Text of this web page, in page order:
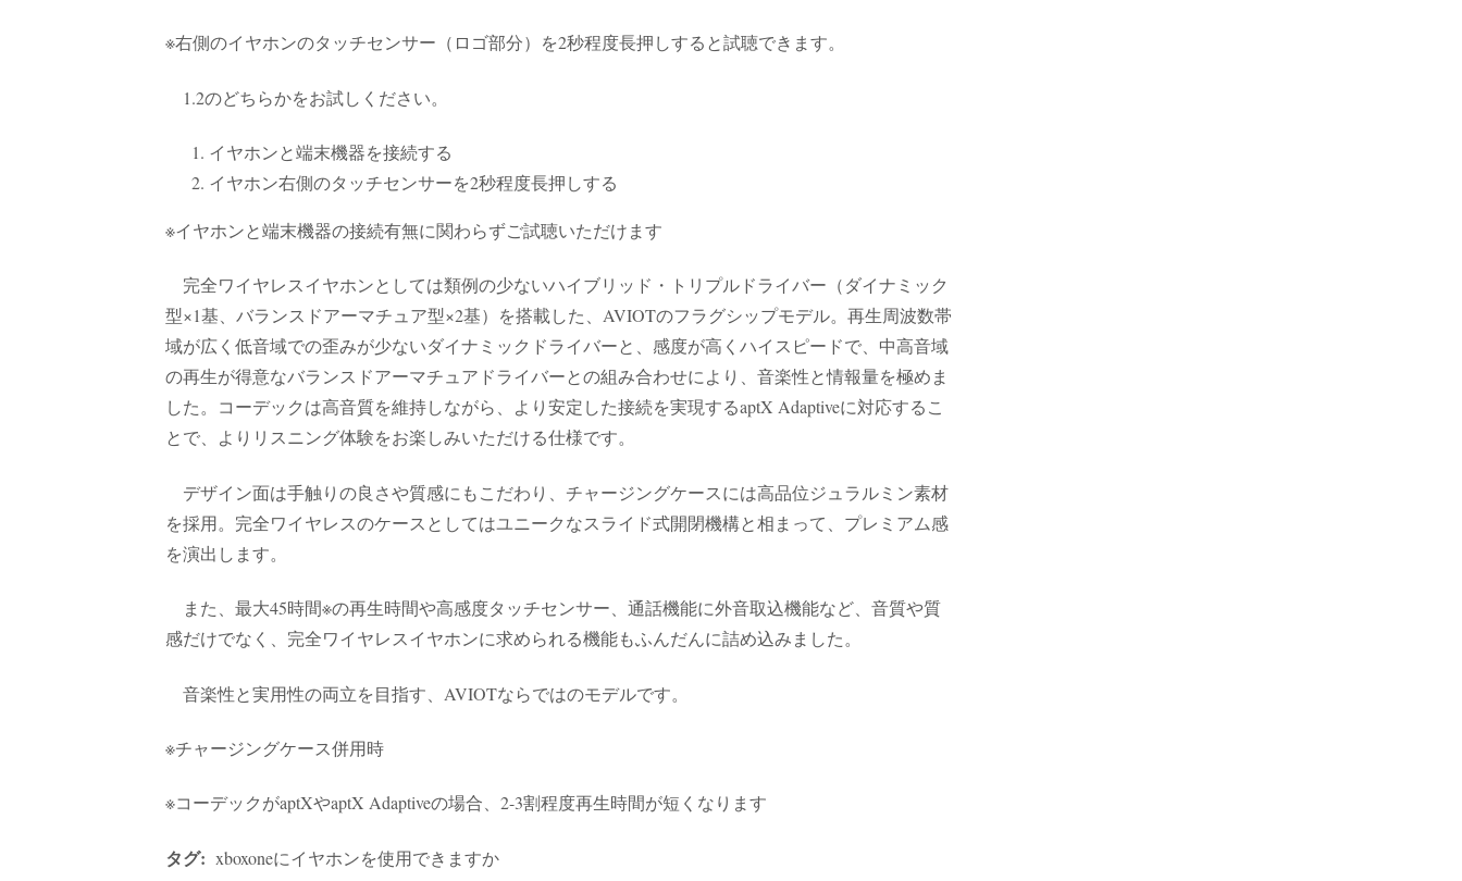
※右側のイヤホンのタッチセンサー（ロゴ部分）を2秒程度長押しすると試聴できます。
1.2のどちらかをお試しください。
イヤホンと端末機器を接続する
イヤホン右側のタッチセンサーを2秒程度長押しする
※イヤホンと端末機器の接続有無に関わらずご試聴いただけます
完全ワイヤレスイヤホンとしては類例の少ないハイブリッド・トリプルドライバー（ダイナミック
型×1基、バランスドアーマチュア型×2基）を搭載した、AVIOTのフラグシップモデル。再生周波数帯
域が広く低音域での歪みが少ないダイナミックドライバーと、感度が高くハイスピードで、中高音域
の再生が得意なバランスドアーマチュアドライバーとの組み合わせにより、音楽性と情報量を極めま
した。コーデックは高音質を維持しながら、より安定した接続を実現するaptX Adaptiveに対応するこ
とで、よりリスニング体験をお楽しみいただける仕様です。
デザイン面は手触りの良さや質感にもこだわり、チャージングケースには高品位ジュラルミン素材
を採用。完全ワイヤレスのケースとしてはユニークなスライド式開閉機構と相まって、プレミアム感
を演出します。
また、最大45時間※の再生時間や高感度タッチセンサー、通話機能に外音取込機能など、音質や質
感だけでなく、完全ワイヤレスイヤホンに求められる機能もふんだんに詰め込みました。
音楽性と実用性の両立を目指す、AVIOTならではのモデルです。
※チャージングケース併用時
※コーデックがaptXやaptX Adaptiveの場合、2-3割程度再生時間が短くなります
タグ: xboxoneにイヤホンを使用できますか